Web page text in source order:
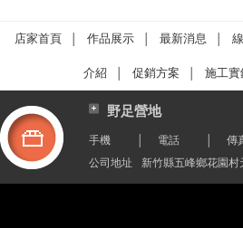
店家首頁 作品展示 最新消息
介紹 促銷方案 施工實
野足營地
手機 電話
傳
公司地址
新竹縣五峰鄉花園